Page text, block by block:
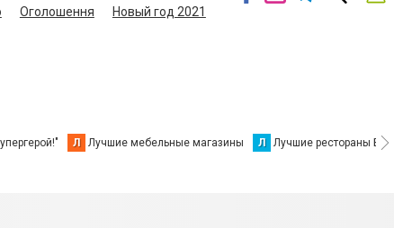
Оголошення Новый год 2021
Л Лучшие мебельные магазины Л Лучшие рестораны